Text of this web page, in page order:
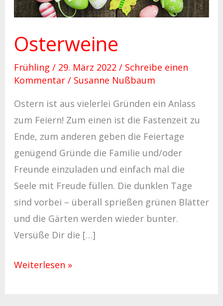
Osterweine
Frühling / 29. März 2022 / Schreibe einen
Kommentar / Susanne Nußbaum
Ostern ist aus vielerlei Gründen ein Anlass
zum Feiern! Zum einen ist die Fastenzeit zu
Ende, zum anderen geben die Feiertage
genügend Gründe die Familie und/oder
Freunde einzuladen und einfach mal die
Seele mit Freude füllen. Die dunklen Tage
sind vorbei – überall sprießen grünen Blätter
und die Gärten werden wieder bunter.
Versüße Dir die […]
Weiterlesen »